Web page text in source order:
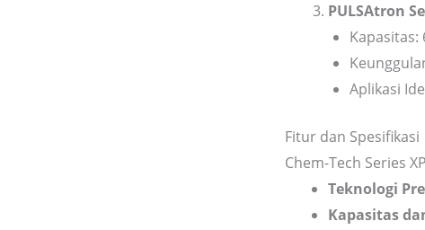
PULSAtron
Kapasitas:
Aplikasi
Fitur dan Spesifikasi
Chem-Tech Series
Teknologi
Kapasitas